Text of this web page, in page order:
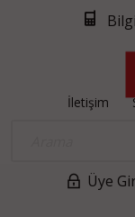
İletişim
Üye